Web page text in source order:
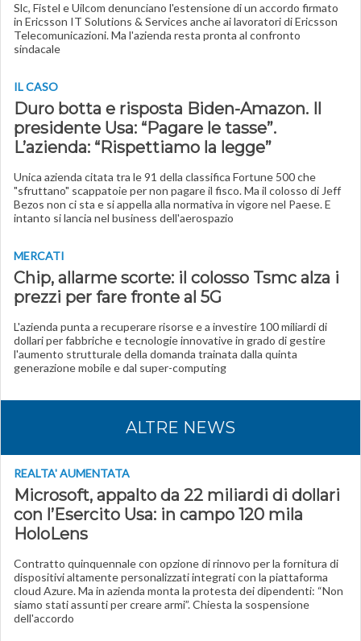
Slc, Fistel e Uilcom denunciano l'estensione di un accordo firmato
in Ericsson IT Solutions & Services anche ai lavoratori di Ericsson
Telecomunicazioni. Ma l'azienda resta pronta al confronto
sindacale
IL CASO
Duro botta e risposta Biden-Amazon. Il
presidente Usa: “Pagare le tasse”.
L’azienda: “Rispettiamo la legge”
Unica azienda citata tra le 91 della classifica Fortune 500 che
"sfruttano" scappatoie per non pagare il fisco. Ma il colosso di Jeff
Bezos non ci sta e si appella alla normativa in vigore nel Paese. E
intanto si lancia nel business dell'aerospazio
MERCATI
Chip, allarme scorte: il colosso Tsmc alza i
prezzi per fare fronte al 5G
L'azienda punta a recuperare risorse e a investire 100 miliardi di
dollari per fabbriche e tecnologie innovative in grado di gestire
l'aumento strutturale della domanda trainata dalla quinta
generazione mobile e dal super-computing
ALTRE NEWS
REALTA' AUMENTATA
Microsoft, appalto da 22 miliardi di dollari
con l’Esercito Usa: in campo 120 mila
HoloLens
Contratto quinquennale con opzione di rinnovo per la fornitura di
dispositivi altamente personalizzati integrati con la piattaforma
cloud Azure. Ma in azienda monta la protesta dei dipendenti: “Non
siamo stati assunti per creare armi”. Chiesta la sospensione
dell'accordo